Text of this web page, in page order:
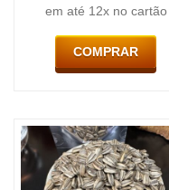
em até 12x no cartão
COMPRAR